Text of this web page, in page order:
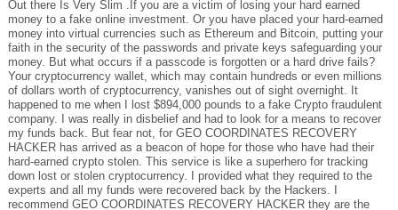
Out there Is Very Slim .If you are a victim of losing your hard earned
money to a fake online investment. Or you have placed your hard-earned
money into virtual currencies such as Ethereum and Bitcoin, putting your
faith in the security of the passwords and private keys safeguarding your
money. But what occurs if a passcode is forgotten or a hard drive fails?
Your cryptocurrency wallet, which may contain hundreds or even millions
of dollars worth of cryptocurrency, vanishes out of sight overnight. It
happened to me when I lost $894,000 pounds to a fake Crypto fraudulent
company. I was really in disbelief and had to look for a means to recover
my funds back. But fear not, for GEO COORDINATES RECOVERY
HACKER has arrived as a beacon of hope for those who have had their
hard-earned crypto stolen. This service is like a superhero for tracking
down lost or stolen cryptocurrency. I provided what they required to the
experts and all my funds were recovered back by the Hackers. I
recommend GEO COORDINATES RECOVERY HACKER they are the